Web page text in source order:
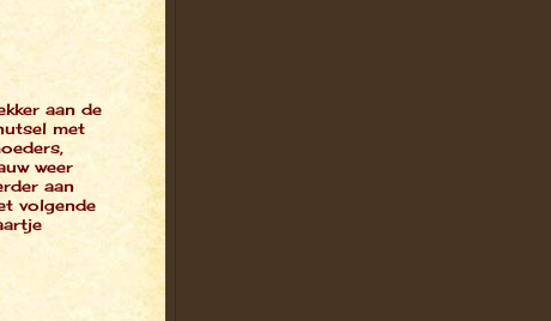
aan de
met
weer
aan
volgende